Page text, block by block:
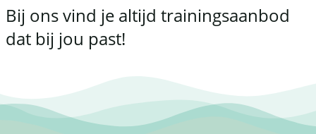
Bij ons vind je altijd trainingsaanbod
dat bij jou past!